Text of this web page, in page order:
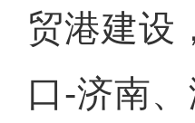
贸港建设
口-济南